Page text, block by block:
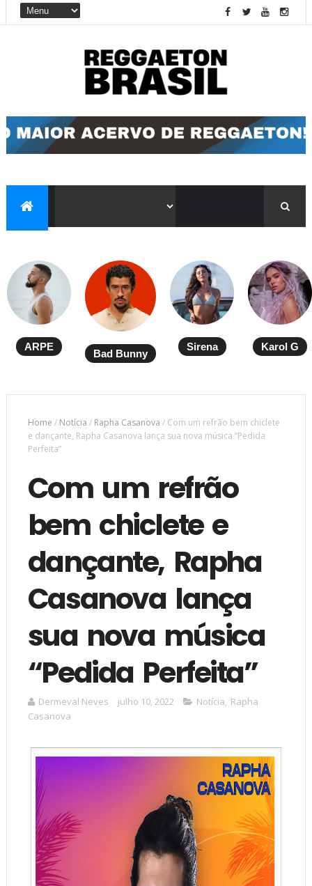
ARPE
Bad Bunny
Sirena Karol G
Home / Notícia / Rapha Casanova / Com um refrão bem chiclete
e dançante, Rapha Casanova lança sua nova música “Pedida
Perfeita”
Com um refrão
bem chiclete e
dançante, Rapha
Casanova lança
sua nova música
“Pedida Perfeita”
Dermeval Neves julho 10, 2022 Notícia, Rapha
Casanova